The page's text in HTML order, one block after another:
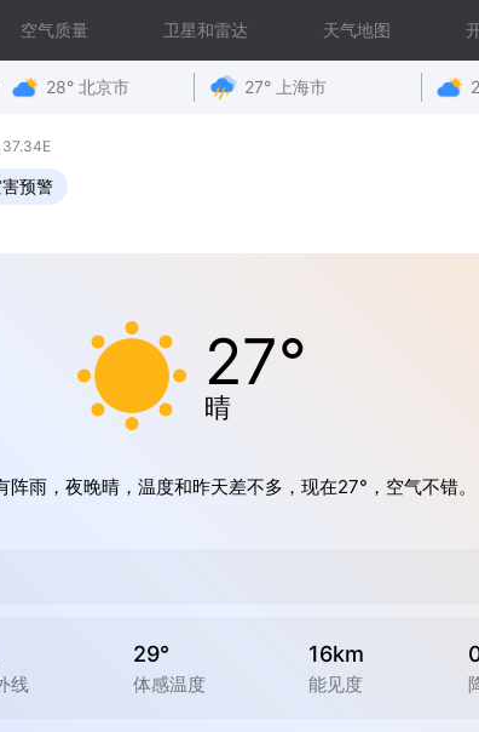
空气质量 卫星和雷达 天气地图
28° 北京市 27° 上海市
害预警
27°
晴
阵雨，夜晚晴，温度和昨天差不多，现在27°，空气不错。
线
29°
体感温度
16km
能见度